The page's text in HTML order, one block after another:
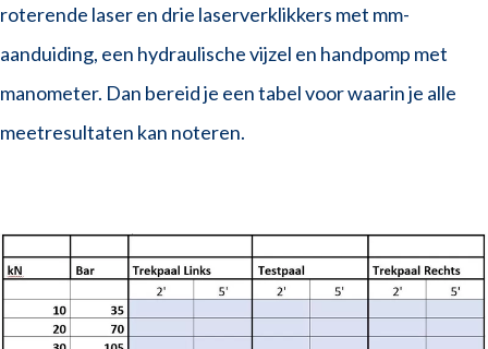
roterende laser en drie laserverklikkers met mm-
aanduiding, een hydraulische vijzel en handpomp met
manometer. Dan bereid je een tabel voor waarin je alle
meetresultaten kan noteren.